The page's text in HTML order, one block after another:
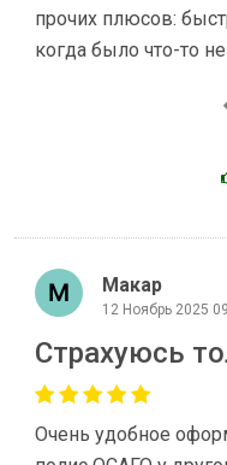
прочих плюсов:
когда было что-то
Макар
12 Ноябрь 2025
Страхуюсь
Очень удобное